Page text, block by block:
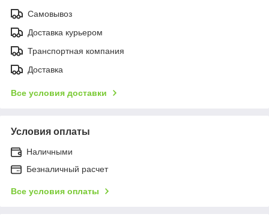
Самовывоз
Доставка курьером
Транспортная компания
Доставка
Все условия доставки
Условия оплаты
Наличными
Безналичный расчет
Все условия оплаты